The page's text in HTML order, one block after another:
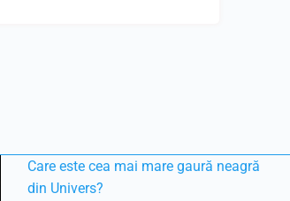
Care este cea mai mare gaură neagră
din Univers?